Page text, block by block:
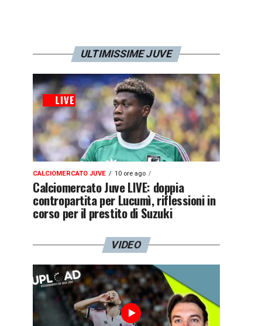
ULTIMISSIME JUVE
CALCIOMERCATO JUVE 10 ore ago
Calciomercato Juve LIVE: doppia
contropartita per Lucumì, riflessioni in
corso per il prestito di Suzuki
VIDEO